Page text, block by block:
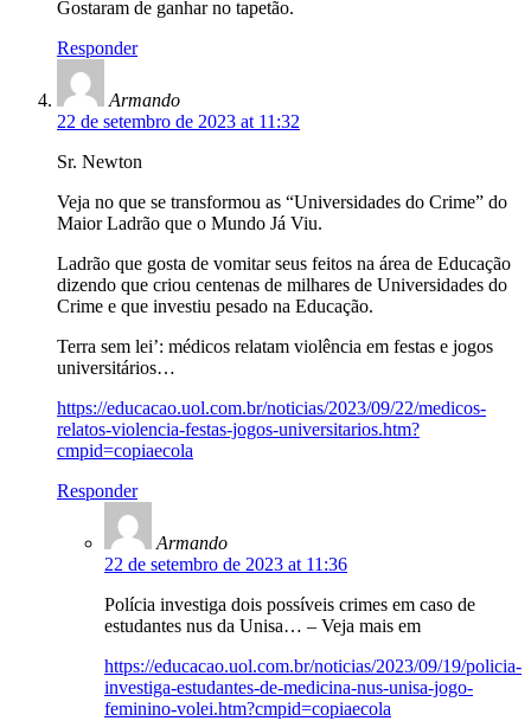
Gostaram de ganhar no tapetão.
Responder
Armando
22 de setembro de 2023 at 11:32
Sr. Newton
Veja no que se transformou as “Universidades do Crime” do
Maior Ladrão que o Mundo Já Viu.
Ladrão que gosta de vomitar seus feitos na área de Educação
dizendo que criou centenas de milhares de Universidades do
Crime e que investiu pesado na Educação.
Terra sem lei’: médicos relatam violência em festas e jogos
universitários…
https://educacao.uol.com.br/noticias/2023/09/22/medicos-
relatos-violencia-festas-jogos-universitarios.htm?
cmpid=copiaecola
Responder
Armando
22 de setembro de 2023 at 11:36
Polícia investiga dois possíveis crimes em caso de
estudantes nus da Unisa… – Veja mais em
https://educacao.uol.com.br/noticias/2023/09/19/policia-
investiga-estudantes-de-medicina-nus-unisa-jogo-
feminino-volei.htm?cmpid=copiaecola